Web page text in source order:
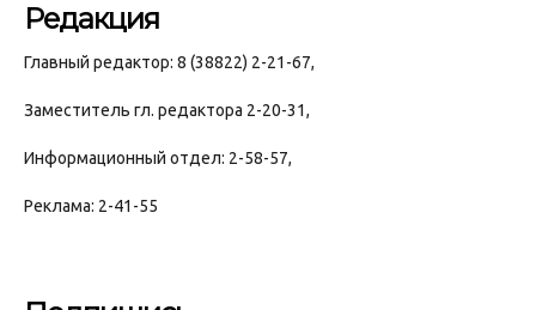
Редакция
Главный редактор: 8 (38822) 2-21-67,
Заместитель гл. редактора 2-20-31,
Информационный отдел: 2-58-57,
Реклама: 2-41-55